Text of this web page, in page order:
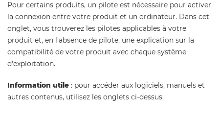
Pour certains produits, un pilote est nécessaire pour activer
la connexion entre votre produit et un ordinateur. Dans cet
onglet, vous trouverez les pilotes applicables à votre
produit et, en l'absence de pilote, une explication sur la
compatibilité de votre produit avec chaque système
d'exploitation.
Information utile : pour accéder aux logiciels, manuels et
autres contenus, utilisez les onglets ci-dessus.